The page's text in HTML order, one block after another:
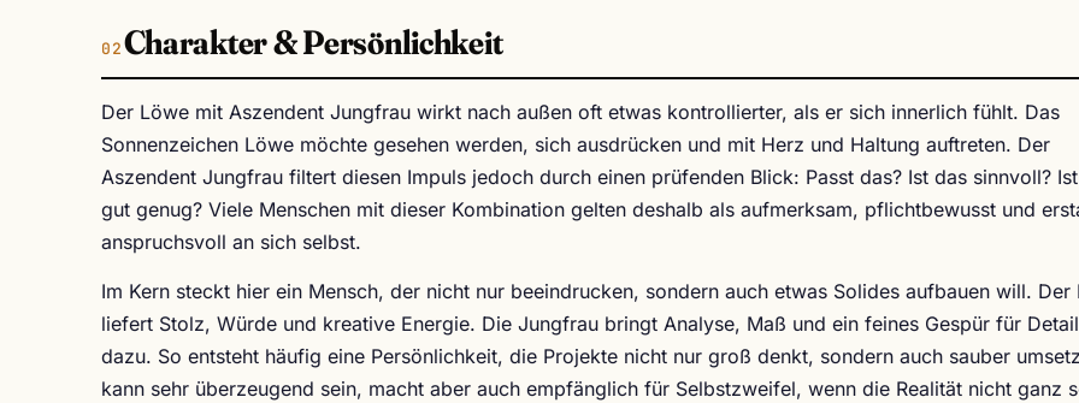
Charakter & Persönlichkeit
Der Löwe mit Aszendent Jungfrau wirkt nach außen oft etwas kontrollierter, als er sich innerlich fühlt. Das
Sonnenzeichen Löwe möchte gesehen werden, sich ausdrücken und mit Herz und Haltung auftreten. Der
Aszendent Jungfrau filtert diesen Impuls jedoch durch einen prüfenden Blick: Passt das? Ist das sinnvoll?
gut genug? Viele Menschen mit dieser Kombination gelten deshalb als aufmerksam, pflichtbewusst und
anspruchsvoll an sich selbst.
Im Kern steckt hier ein Mensch, der nicht nur beeindrucken, sondern auch etwas Solides aufbauen will. Der
liefert Stolz, Würde und kreative Energie. Die Jungfrau bringt Analyse, Maß und ein feines Gespür für
dazu. So entsteht häufig eine Persönlichkeit, die Projekte nicht nur groß denkt, sondern auch sauber
kann sehr überzeugend sein, macht aber auch empfänglich für Selbstzweifel, wenn die Realität nicht ganz